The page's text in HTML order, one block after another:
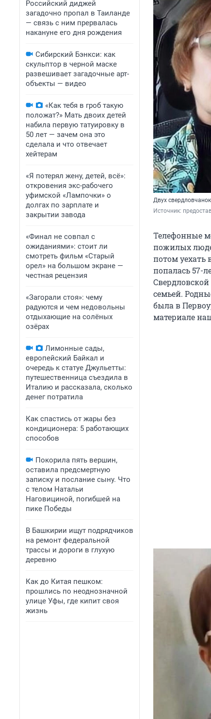
Российский диджей
загадочно пропал в Таиланде
— связь с ним прервалась
накануне его дня рождения
Сибирский Бэнкси: как
скульптор в черной маске
развешивает загадочные арт-
объекты — видео
«Как тебя в гроб такую
положат?» Мать двоих детей
набила первую татуировку в
50 лет — зачем она это
сделала и что отвечает
хейтерам
«Я потерял жену, детей, всё»:
откровения экс-рабочего
уфимской «Лампочки» о
долгах по зарплате и
закрытии завода
«Финал не совпал с
ожиданиями»: стоит ли
смотреть фильм «Старый
орел» на большом экране —
честная рецензия
«Загорали стоя»: чему
радуются и чем недовольны
отдыхающие на солёных
озёрах
Лимонные сады,
европейский Байкал и
очередь к статуе Джульетты:
путешественница съездила в
Италию и рассказала, сколько
денег потратила
Как спастись от жары без
кондиционера: 5 работающих
способов
Покорила пять вершин,
оставила предсмертную
записку и послание сыну. Что
с телом Натальи
Наговициной, погибшей на
пике Победы
В Башкирии ищут подрядчиков
на ремонт федеральной
трассы и дороги в глухую
деревню
Как до Китая пешком:
прошлись по неоднозначной
улице Уфы, где кипит своя
жизнь
Двух
Источник:
Телефонные
пожилых
потом уехать
попалась 57-
семьей.
была в
материале